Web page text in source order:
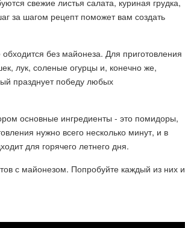
свежие листья салата, куриная грудка,
за шагом рецепт поможет вам создать
без майонеза. Для приготовления
лук, соленые огурцы и, конечно же,
празднует победу любых
основные ингредиенты - это помидоры,
нужно всего несколько минут, и в
для горячего летнего дня.
с майонезом. Попробуйте каждый из них и